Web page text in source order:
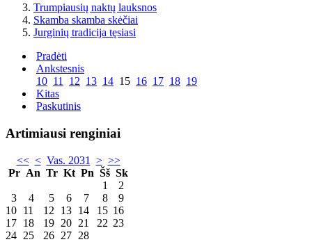
Trumpiausių naktų lauksnos
Skamba skamba skėčiai
Jurginių tradicija tęsiasi
Pradėti
Ankstesnis
10 11 12 13 14 15 16 17 18 19
Kitas
Paskutinis
Artimiausi renginiai
<< < Vas. 2031 > >>
Pr An Tr Kt Pn Šš Sk
1
2
3
4 5 6 7 8
9
10 11 12 13 14 15 16
17 18 19 20 21 22 23
24 25 26 27 28